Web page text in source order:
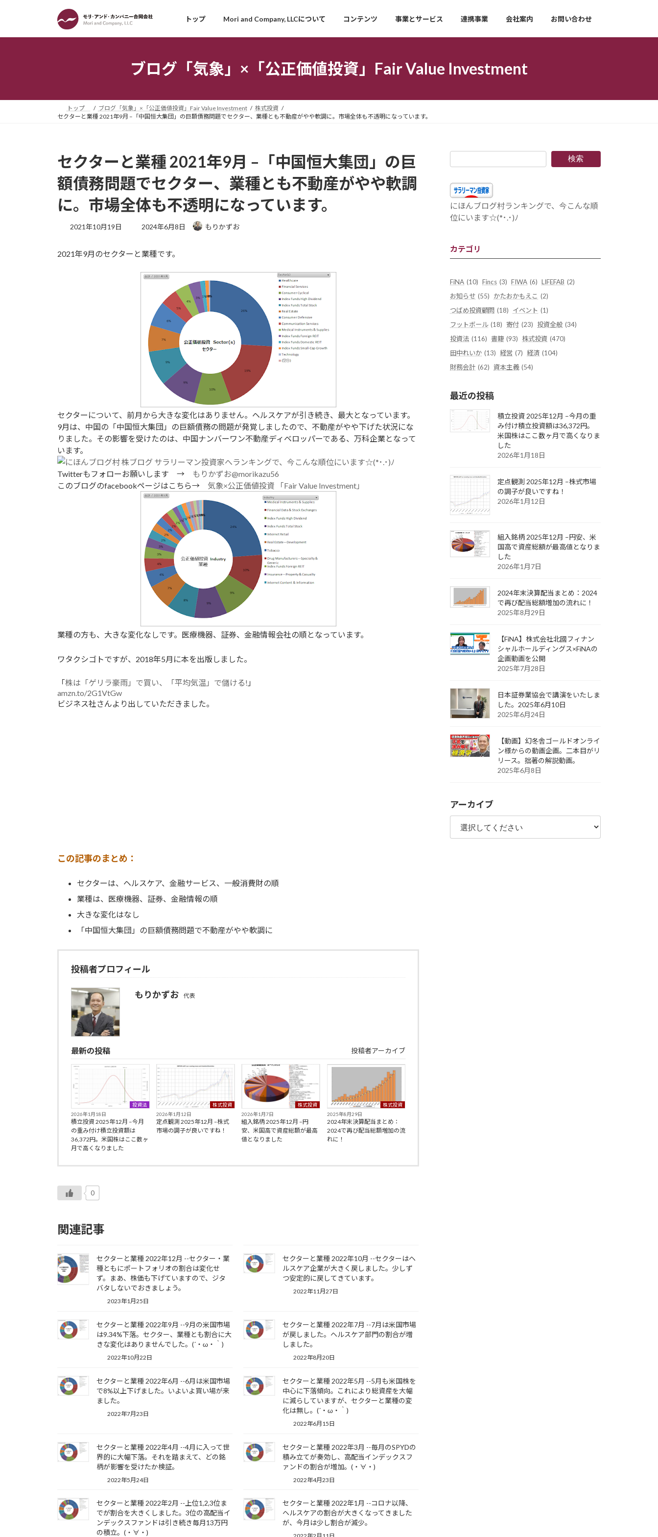
ッ
移
トップ Mori and Company, LLCについて コンテンツ 事業とサービス 連携事業 会社案内 お問い合わせ
ブログ「気象」×「公正価値投資」Fair Value Investment
トップ ブログ「気象」×「公正価値投資」Fair Value Investment
株式投資
セクターと業種 2021年9月 –「中国恒大集団」の巨額債務問題でセクター、業種とも不動産がやや軟調に。市場全体も不透明になっています。
セクターと業種 2021年9月 –「中国恒大集団」の巨
額債務問題でセクター、業種とも不動産がやや軟調
に。市場全体も不透明になっています。
2021年10月19日
最
新
時
2024年6月8日 もりかずお
2021年9月のセクターと業種です。
セクターについて、前月から大きな変化はありません。ヘルスケアが引き続き、最大となっています。
9月は、中国の「中国恒大集団」の巨額債務の問題が発覚しましたので、不動産がやや下げた状況にな
りました。その影響を受けたのは、中国ナンバーワン不動産ディベロッパーである、万科企業となって
います。
ランキングで、今こんな順位にいます☆(*･.･)ﾉ
Twitterもフォローお願いします → もりかずお@morikazu56
このブログのfacebookページはこちら→ 気象×公正価値投資 「Fair Value Investment」
業種の方も、大きな変化なしです。医療機器、証券、金融情報会社の順となっています。
ワタクシゴトですが、2018年5月に本を出版しました。
「株は「ゲリラ豪雨」で買い、「平均気温」で儲ける! 」
amzn.to/2G1VtGw
ビジネス社さんより出していただきました。
この記事のまとめ：
セクターは、ヘルスケア、金融サービス、一般消費財の順
業種は、医療機器、証券、金融情報の順
大きな変化はなし
「中国恒大集団」の巨額債務問題で不動産がやや軟調に
投稿者プロフィール
もりかずお 代表
最新の投稿 投稿者アーカイブ
投資法
2026年1月18日
積立投資 2025年12月 –今月
の重み付け積立投資額は
36,372円。米国株はここ数ヶ
月で高くなりました
株式投資
2026年1月12日
定点観測 2025年12月 –株式
市場の調子が良いですね！
株式投資
2026年1月7日
組入銘柄 2025年12月 –円
安、米国高で資産総額が最高
値となりました
株式投資
2025年8月29日
2024年末決算配当まとめ：
2024で再び配当総額増加の流
れに！
0
関連記事
セクターと業種 2022年12月 --セクター・業
種ともにポートフォリオの割合は変化せ
ず。まあ、株価も下げていますので、ジタ
バタしないでおきましょう。
2023年1月25日
セクターと業種 2022年10月 --セクターはヘ
ルスケア企業が大きく戻しました。少しず
つ安定的に戻してきています。
2022年11月27日
セクターと業種 2022年9月 --9月の米国市場
は9.34%下落。セクター、業種とも割合に大
きな変化はありませんでした。(´・ω・｀)
2022年10月22日
セクターと業種 2022年7月 --7月は米国市場
が戻しました。ヘルスケア部門の割合が増
しました。
2022年8月20日
セクターと業種 2022年6月 --6月は米国市場
で8%以上下げました。いよいよ買い場が来
ました。
2022年7月23日
セクターと業種 2022年5月 --5月も米国株を
中心に下落傾向。これにより総資産を大幅
に減らしていますが、セクターと業種の変
化は無し。(´・ω・｀)
2022年6月15日
セクターと業種 2022年4月 --4月に入って世
界的に大幅下落。それを踏まえて、どの銘
柄が影響を受けたか検証。
2022年5月24日
セクターと業種 2022年3月 --毎月のSPYDの
積み立てが奏効し、高配当インデックスフ
ァンドの割合が増加。(・∀・)
2022年4月23日
セクターと業種 2022年2月 --上位1,2,3位ま
でが割合を大きくしました。3位の高配当イ
ンデックスファンドは引き続き毎月13万円
の積立。(・∀・)
セクターと業種 2022年1月 --コロナ以降、
ヘルスケアの割合が大きくなってきました
が、今月は少し割合が減少。
検索
にほんブログ村ランキングで、今こんな順
位にいます☆(*･.･)ﾉ
カテゴリ
FiNA (10) Fincs (3) FIWA (6) LIFEFAB (2)
お知らせ (55) かたおかもえこ (2)
つばめ投資顧問 (18) イベント (1)
フットボール (18) 寄付 (23) 投資全般 (34)
投資法 (116) 書籍 (93) 株式投資 (470)
田中れいか (13) 経営 (7) 経済 (104)
財務会計 (62) 資本主義 (54)
最近の投稿
積立投資 2025年12月 –今月の重
み付け積立投資額は36,372円。
米国株はここ数ヶ月で高くなりま
した
2026年1月18日
定点観測 2025年12月 –株式市場
の調子が良いですね！
2026年1月12日
組入銘柄 2025年12月 –円安、米
国高で資産総額が最高値となりま
した
2026年1月7日
2024年末決算配当まとめ：2024
で再び配当総額増加の流れに！
2025年8月29日
【FiNA】株式会社北國フィナン
シャルホールディングス×FiNAの
企画動画を公開
2025年7月28日
日本証券業協会で講演をいたしま
した。2025年6月10日
2025年6月24日
【動画】幻冬舎ゴールドオンライ
ン様からの動画企画。二本目がリ
リース。拙著の解説動画。
2025年6月8日
アーカイブ